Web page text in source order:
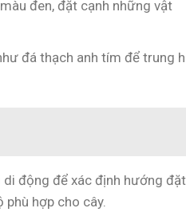
đen, đặt cạnh những vật
đá thạch anh tím để trung
động để xác định hướng đặt
hợp cho cây.